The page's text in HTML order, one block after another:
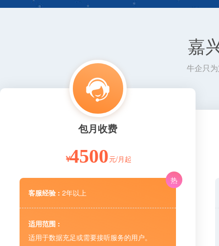
嘉
牛企只
包月收费
￥4500元/月起
客服经验 : 2年以上
适用范围 :
适用于数据充足或需要接听服务的用户。
热